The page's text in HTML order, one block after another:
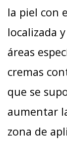
la piel con
localizada
áreas
cremas
que se
aumentar
zona de